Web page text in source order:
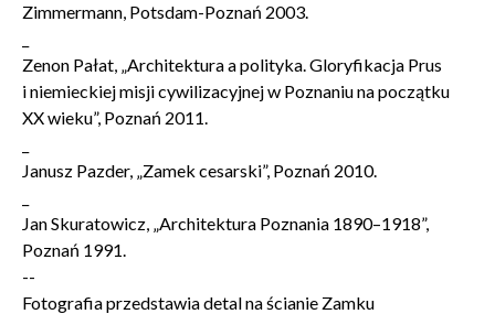
Wyrażam zgodę na przetwarzanie danych osobowych
w celu skorzystania z usługi newsletter.
Administratorem danych osobowych jest Centrum
Kultury ZAMEK z siedzibą w Poznaniu. Zapoznałem/am
osobowych, które są zawarte wPolityce prywatności
Zimmermann, Potsdam-Poznań 2003.
Zenon Pałat, „Architektura a polityka. Gloryfikacja Prus
i niemieckiej misji cywilizacyjnej w Poznaniu na początku
XX wieku”, Poznań 2011.
Janusz Pazder, „Zamek cesarski”, Poznań 2010.
Jan Skuratowicz, „Architektura Poznania 1890–1918”,
Poznań 1991.
--
Fotografia przedstawia detal na ścianie Zamku